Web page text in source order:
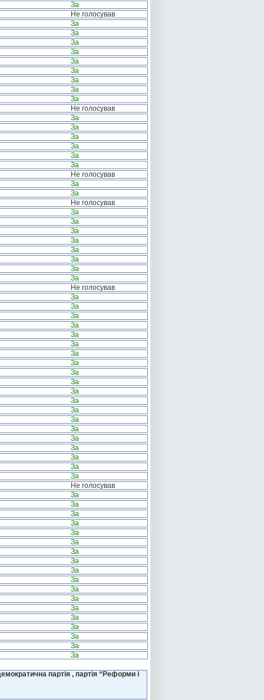
За
Не голосував
За
За
За
За
За
За
За
За
За
Не голосував
За
За
За
За
За
За
Не голосував
За
За
Не голосував
За
За
За
За
За
За
За
За
Не голосував
За
За
За
За
За
За
За
За
За
За
За
За
За
За
За
За
За
За
За
За
Не голосував
За
За
За
За
За
За
За
За
За
За
За
За
За
За
За
За
За
За
партія , партія “Реформи і